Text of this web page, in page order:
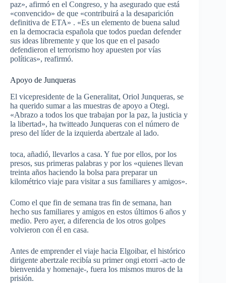
paz», afirmó en el Congreso, y ha asegurado que está
«convencido» de que «contribuirá a la desaparición
definitiva de ETA» . «Es un elemento de buena salud
en la democracia española que todos puedan defender
sus ideas libremente y que los que en el pasado
defendieron el terrorismo hoy apuesten por vías
políticas», reafirmó.
Apoyo de Junqueras
El vicepresidente de la Generalitat, Oriol Junqueras, se
ha querido sumar a las muestras de apoyo a Otegi.
«Abrazo a todos los que trabajan por la paz, la justicia y
la libertad», ha twitteado Junqueras con el número de
preso del líder de la izquierda abertzale al lado.
toca, añadió, llevarlos a casa. Y fue por ellos, por los
presos, sus primeras palabras y por los «quienes llevan
treinta años haciendo la bolsa para preparar un
kilométrico viaje para visitar a sus familiares y amigos».
Como el que fin de semana tras fin de semana, han
hecho sus familiares y amigos en estos últimos 6 años y
medio. Pero ayer, a diferencia de los otros golpes
volvieron con él en casa.
Antes de emprender el viaje hacia Elgoibar, el histórico
dirigente abertzale recibía su primer ongi etorri -acto de
bienvenida y homenaje-, fuera los mismos muros de la
prisión.